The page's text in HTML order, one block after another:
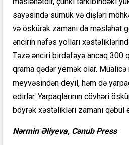
sayəsində sümük və dişləri
və öskürək zamanı da məsləhət
əncirin nəfəs yolları
Təzə ənciri birdəfəyə ancaq 300
qrama qədər yemək olar.
meyvəsindən deyil, həm də
edirlər. Yarpaqlarının cövhəri
böyrək xəstəlikləri zamanı qəbul
Nərmin Əliyeva, Cənub Press